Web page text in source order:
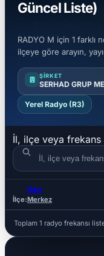
Güncel Liste)
RADYO M için 1 farklı
ilçeye göre arayın,
ŞIRKET
SERHAD GRUP
Yerel Radyo (R3)
İl, ilçe veya frekans
Van
İlçe:Merkez
Toplam 1 radyo frekansı